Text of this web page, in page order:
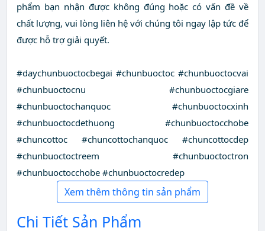
phẩm bạn nhận được không đúng hoặc có vấn đề về
chất lượng, vui lòng liên hệ với chúng tôi ngay lập tức để
được hỗ trợ giải quyết.
#daychunbuoctocbegai #chunbuoctoc #chunbuoctocvai
#chunbuoctocnu #chunbuoctocgiare
#chunbuoctochanquoc #chunbuoctocxinh
#chunbuoctocdethuong #chunbuoctocchobe
#chuncottoc #chuncottochanquoc #chuncottocdep
#chunbuoctoctreem #chunbuoctoctron
#chunbuoctocchobe #chunbuoctocredep
Xem thêm thông tin sản phẩm
Chi Tiết Sản Phẩm